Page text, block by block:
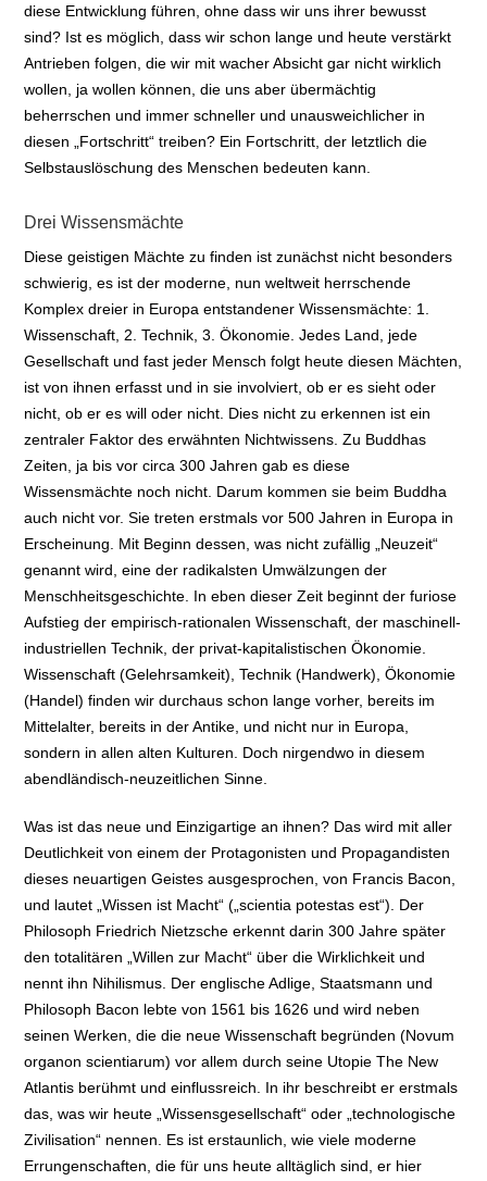
diese Entwicklung führen, ohne dass wir uns ihrer bewusst
sind? Ist es möglich, dass wir schon lange und heute verstärkt
Antrieben folgen, die wir mit wacher Absicht gar nicht wirklich
wollen, ja wollen können, die uns aber übermächtig
beherrschen und immer schneller und unausweichlicher in
diesen „Fortschritt“ treiben? Ein Fortschritt, der letztlich die
Selbstauslöschung des Menschen bedeuten kann.
Drei Wissensmächte
Diese geistigen Mächte zu finden ist zunächst nicht besonders
schwierig, es ist der moderne, nun weltweit herrschende
Komplex dreier in Europa entstandener Wissensmächte: 1.
Wissenschaft, 2. Technik, 3. Ökonomie. Jedes Land, jede
Gesellschaft und fast jeder Mensch folgt heute diesen Mächten,
ist von ihnen erfasst und in sie involviert, ob er es sieht oder
nicht, ob er es will oder nicht. Dies nicht zu erkennen ist ein
zentraler Faktor des erwähnten Nichtwissens. Zu Buddhas
Zeiten, ja bis vor circa 300 Jahren gab es diese
Wissensmächte noch nicht. Darum kommen sie beim Buddha
auch nicht vor. Sie treten erstmals vor 500 Jahren in Europa in
Erscheinung. Mit Beginn dessen, was nicht zufällig „Neuzeit“
genannt wird, eine der radikalsten Umwälzungen der
Menschheitsgeschichte. In eben dieser Zeit beginnt der furiose
Aufstieg der empirisch-rationalen Wissenschaft, der maschinell-
industriellen Technik, der privat-kapitalistischen Ökonomie.
Wissenschaft (Gelehrsamkeit), Technik (Handwerk), Ökonomie
(Handel) finden wir durchaus schon lange vorher, bereits im
Mittelalter, bereits in der Antike, und nicht nur in Europa,
sondern in allen alten Kulturen. Doch nirgendwo in diesem
abendländisch-neuzeitlichen Sinne.
Was ist das neue und Einzigartige an ihnen? Das wird mit aller
Deutlichkeit von einem der Protagonisten und Propagandisten
dieses neuartigen Geistes ausgesprochen, von Francis Bacon,
und lautet „Wissen ist Macht“ („scientia potestas est“). Der
Philosoph Friedrich Nietzsche erkennt darin 300 Jahre später
den totalitären „Willen zur Macht“ über die Wirklichkeit und
nennt ihn Nihilismus. Der englische Adlige, Staatsmann und
Philosoph Bacon lebte von 1561 bis 1626 und wird neben
seinen Werken, die die neue Wissenschaft begründen (Novum
organon scientiarum) vor allem durch seine Utopie The New
Atlantis berühmt und einflussreich. In ihr beschreibt er erstmals
das, was wir heute „Wissensgesellschaft“ oder „technologische
Zivilisation“ nennen. Es ist erstaunlich, wie viele moderne
Errungenschaften, die für uns heute alltäglich sind, er hier